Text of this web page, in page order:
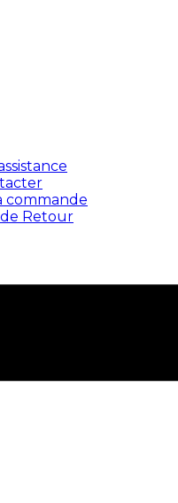
commande
Retour